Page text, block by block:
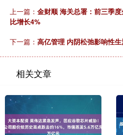
上一篇： 金财顺 海关总署：前三季
比增长4%
下一篇： 高亿管理 内阴松弛影响性
相关文章